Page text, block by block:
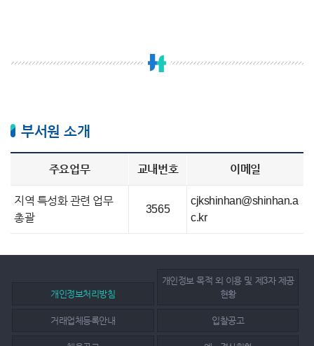
부서원 소개
주요업무 교내번호 이메일
지역 특성화 관련 업무
총괄
3565
cjkshinhan@shinhan.a
c.kr
개인정보처리방침
개인정보 목적 외 이용 및 제3자 제공
현황
거래업체등록안내 입찰공고